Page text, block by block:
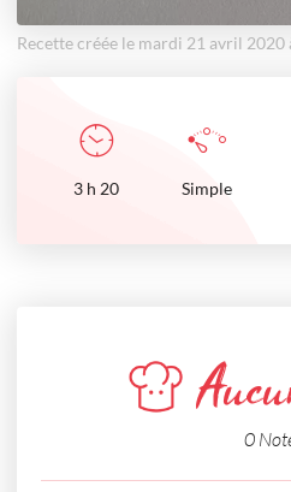
Recette créée le mardi 21 avril 2020
3 h 20 Simple
0